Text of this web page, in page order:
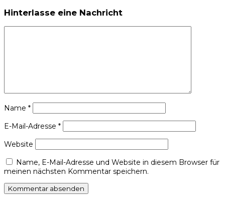
Hinterlasse eine Nachricht
Name *
E-Mail-Adresse *
Website
Name, E-Mail-Adresse und Website in diesem Browser für
meinen nächsten Kommentar speichern.